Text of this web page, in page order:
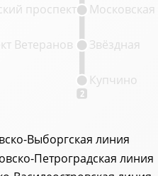
Выборгская линия
Петроградская линия
2
Ветеранов
проспект
Купчино
Звёздная
Московская